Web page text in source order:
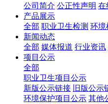
公司简介 公正性声明 在
产品展示
全部 职业卫生检测 环境
新闻动态
全部 媒体报道 行业资讯
项目公示
全部
职业卫生项目公示
新版公示链接
旧版公示
环境保护项目公示 其他